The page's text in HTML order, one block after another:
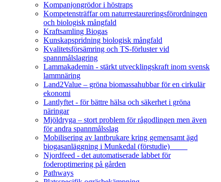
Kompanjongrödor i höstraps
Kompetensträffar om naturrestaureringsförordningen
och biologisk mångfald
Kraftsamling Biogas
Kunskapspridning biologisk mångfald
Kvalitetsförsämring och TS-förluster vid
spannmålslagring
Lammakademin - stärkt utvecklingskraft inom svensk
lammnäring
Land2Value – gröna biomassahubbar för en cirkulär
ekonomi
Lantlyftet - för bättre hälsa och säkerhet i gröna
näringar
Mjöldryga – stort problem för rågodlingen men även
för andra spannmålsslag
Mobilisering av lantbrukare kring gemensamt ägd
biogasanläggning i Munkedal (förstudie)
Njordfeed - det automatiserade labbet för
foderoptimering på gården
Pathways